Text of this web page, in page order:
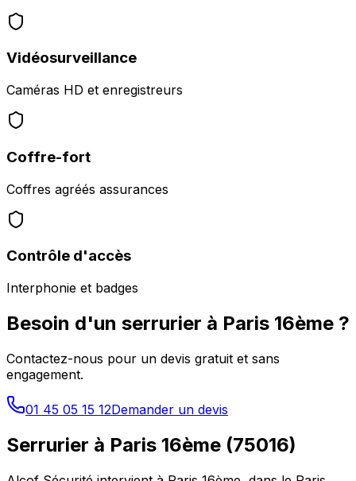
Vidéosurveillance
Caméras HD et enregistreurs
Coffre-fort
Coffres agréés assurances
Contrôle d'accès
Interphonie et badges
Besoin d'un serrurier à Paris 16ème ?
Contactez-nous pour un devis gratuit et sans
engagement.
01 45 05 15 12Demander un devis
Serrurier à Paris 16ème (75016)